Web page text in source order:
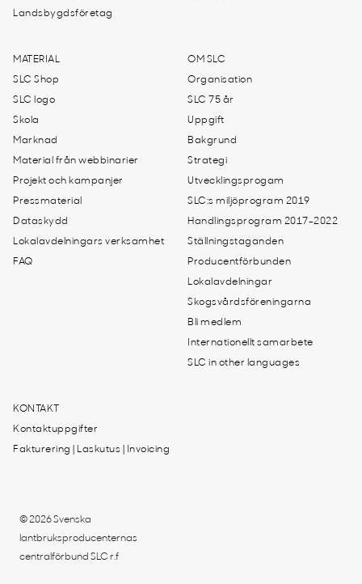
Landsbygdsföretag
MATERIAL
SLC Shop
SLC logo
Skola
Marknad
Material från webbinarier
Projekt och kampanjer
Pressmaterial
Dataskydd
Lokalavdelningars verksamhet
FAQ
OM SLC
Organisation
SLC 75 år
Uppgift
Bakgrund
Strategi
Utvecklingsprogam
SLC:s miljöprogram 2019
Handlingsprogram 2017-2022
Ställningstaganden
Producentförbunden
Lokalavdelningar
Skogsvårdsföreningarna
Bli medlem
Internationellt samarbete
SLC in other languages
KONTAKT
Kontaktuppgifter
Fakturering | Laskutus | Invoicing
© 2026 Svenska
lantbruksproducenternas
centralförbund SLC r.f